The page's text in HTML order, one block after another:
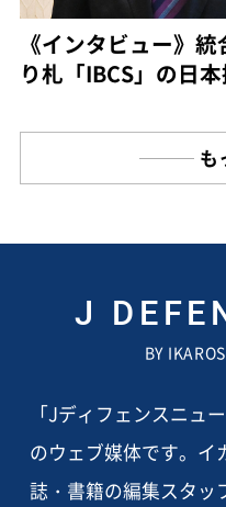
《インタビュー》
り札「IBCS」の日
も
J
BY
「Jディフェンスニュ
のウェブ媒体です。イ
誌・書籍の編集スタッ